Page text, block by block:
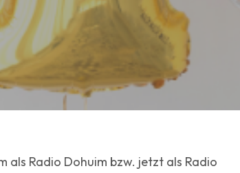
als Radio Dohuim bzw. jetzt als Radio